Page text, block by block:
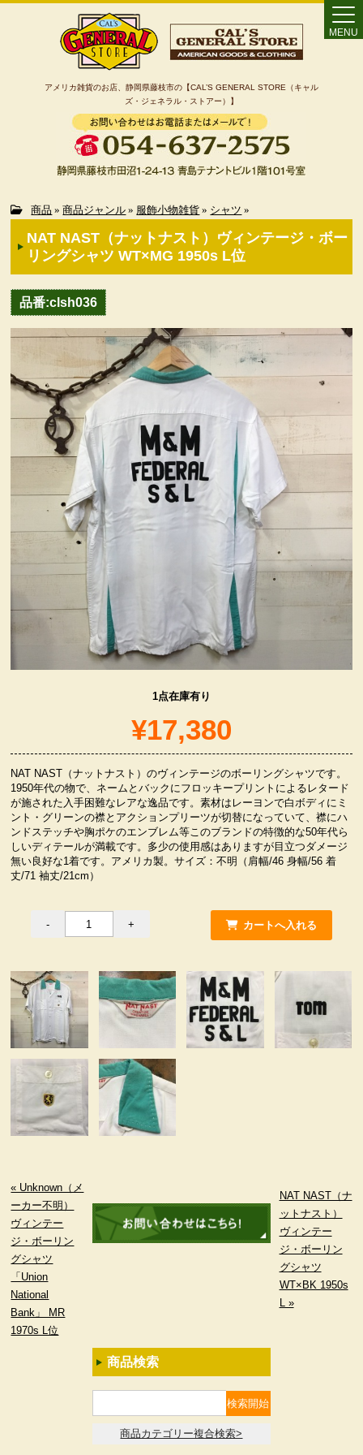
アメリカ雑貨のお店、静岡県藤枝市の【CAL’S GENERAL STORE（キャル
ズ・ジェネラル・ストアー）】
MENU
Home
カート
特定商取引法に基づく表記
カテゴリー検索
ヴィンテージ・グッズ
LIFE誌 企業広告切り抜き
ファイヤーキング他
カンパニー・グッズ
キャラクター・グッズ
喫煙具
服飾小物雑貨
商品 » 商品ジャンル » 服飾小物雑貨 » シャツ »
NAT NAST（ナットナスト）ヴィンテージ・ボー
リングシャツ WT×MG 1950s L位
品番:clsh036
1点在庫有り
¥17,380
NAT NAST（ナットナスト）のヴィンテージのボーリングシャツです。
1950年代の物で、ネームとバックにフロッキープリントによるレタード
が施された入手困難なレアな逸品です。素材はレーヨンで白ボディにミ
ント・グリーンの襟とアクションプリーツが切替になっていて、襟にハ
ンドステッチや胸ポケのエンブレム等このブランドの特徴的な50年代ら
しいディテールが満載です。多少の使用感はありますが目立つダメージ
無い良好な1着です。アメリカ製。サイズ：不明（肩幅/46 身幅/56 着
丈/71 袖丈/21cm）
« Unknown（メ
ーカー不明）
ヴィンテー
ジ・ボーリン
グシャツ
「Union
National
Bank」 MR
1970s L位
NAT NAST（ナ
ットナスト）
ヴィンテー
ジ・ボーリン
グシャツ
WT×BK 1950s
L »
商品検索
商品カテゴリー複合検索>